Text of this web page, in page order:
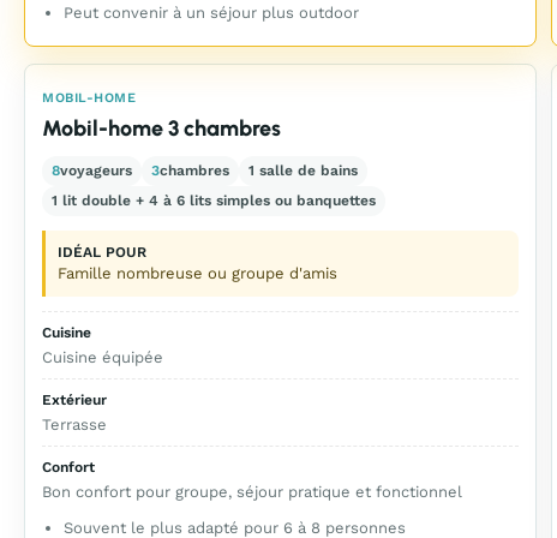
MOBIL-HOME
Mobil-home 3 chambres
8voyageurs 3chambres
1 salle de bains
1 lit double + 4 à 6 lits simples ou banquettes
IDÉAL POUR
Famille nombreuse ou groupe d'amis
Cuisine
Cuisine équipée
Extérieur
Terrasse
Confort
Bon confort pour groupe, séjour pratique et fonctionnel
Souvent le plus adapté pour 6 à 8 personnes
Peut convenir à un séjour plus outdoor